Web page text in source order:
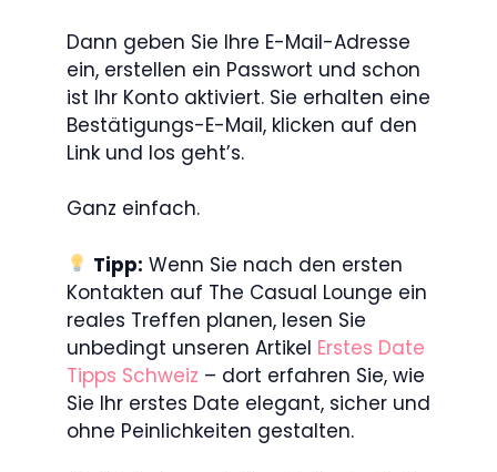
Dann geben Sie Ihre E-Mail-Adresse
ein, erstellen ein Passwort und schon
ist Ihr Konto aktiviert. Sie erhalten eine
Bestätigungs-E-Mail, klicken auf den
Link und los geht’s.
Ganz einfach.
Tipp: Wenn Sie nach den ersten
Kontakten auf The Casual Lounge ein
reales Treffen planen, lesen Sie
unbedingt unseren Artikel Erstes Date
Tipps Schweiz – dort erfahren Sie, wie
Sie Ihr erstes Date elegant, sicher und
ohne Peinlichkeiten gestalten.